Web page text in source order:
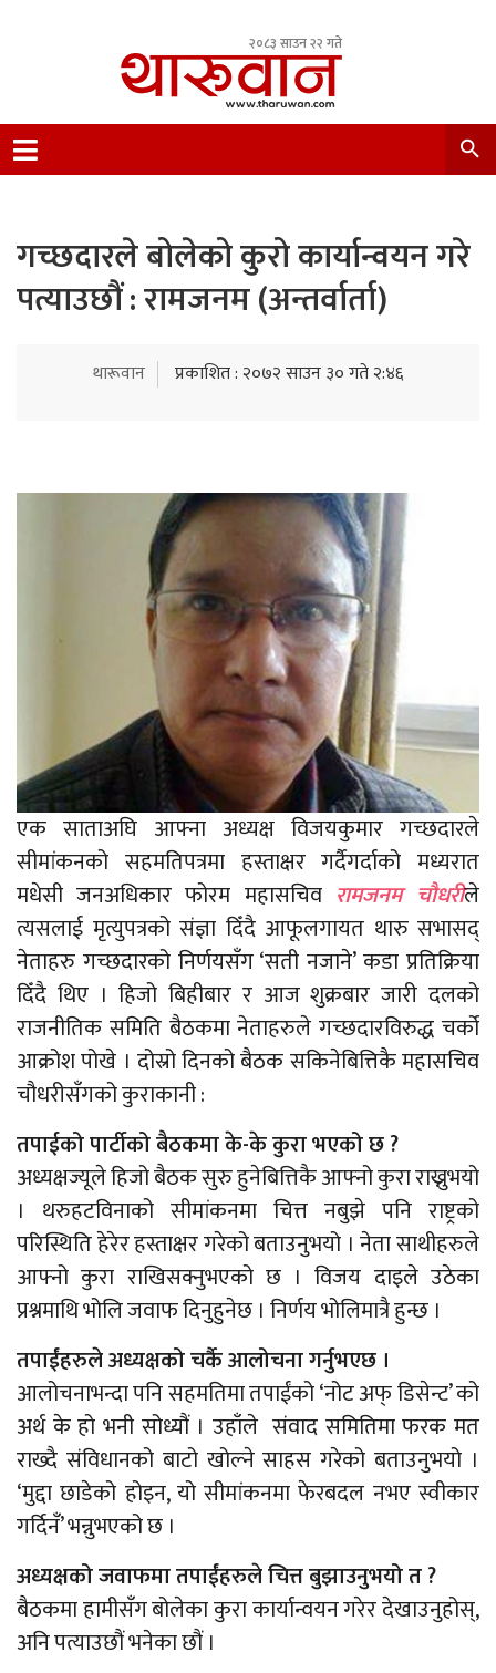
२०८३ साउन २२ गते
Nepal.
गच्छदारले बोलेको कुरो कार्यान्वयन गरे
पत्याउछौं : रामजनम (अन्तर्वार्ता)
थारूवान प्रकाशित : २०७२ साउन ३० गते २:४६
एक साताअघि आफ्ना अध्यक्ष विजयकुमार गच्छदारले
सीमांकनको सहमतिपत्रमा हस्ताक्षर गर्दैगर्दाको मध्यरात
मधेसी जनअधिकार फोरम महासचिव रामजनम चौधरीले
त्यसलाई मृत्युपत्रको संज्ञा दिँदै आफूलगायत थारु सभासद्
नेताहरु गच्छदारको निर्णयसँग ‘सती नजाने’ कडा प्रतिक्रिया
दिँदै थिए । हिजो बिहीबार र आज शुक्रबार जारी दलको
राजनीतिक समिति बैठकमा नेताहरुले गच्छदारविरुद्ध चर्को
आक्रोश पोखे । दोस्रो दिनको बैठक सकिनेबित्तिकै महासचिव
चौधरीसँगको कुराकानी :
तपाईको पार्टीको बैठकमा के-के कुरा भएको छ ?
अध्यक्षज्यूले हिजो बैठक सुरु हुनेबित्तिकै आफ्नो कुरा राख्नुभयो
। थरुहटविनाको सीमांकनमा चित्त नबुझे पनि राष्ट्रको
परिस्थिति हेरेर हस्ताक्षर गरेको बताउनुभयो । नेता साथीहरुले
आफ्नो कुरा राखिसक्नुभएको छ । विजय दाइले उठेका
प्रश्नमाथि भोलि जवाफ दिनुहुनेछ । निर्णय भोलिमात्रै हुन्छ ।
तपाईंहरुले अध्यक्षको चर्कै आलोचना गर्नुभएछ ।
आलोचनाभन्दा पनि सहमतिमा तपाईंको ‘नोट अफ् डिसेन्ट’ को
अर्थ के हो भनी सोध्यौं । उहाँले संवाद समितिमा फरक मत
राख्दै संविधानको बाटो खोल्ने साहस गरेको बताउनुभयो ।
‘मुद्दा छाडेको होइन, यो सीमांकनमा फेरबदल नभए स्वीकार
गर्दिनँ’ भन्नुभएको छ ।
अध्यक्षको जवाफमा तपाईंहरुले चित्त बुझाउनुभयो त ?
बैठकमा हामीसँग बोलेका कुरा कार्यान्वयन गरेर देखाउनुहोस्,
अनि पत्याउछौं भनेका छौं ।